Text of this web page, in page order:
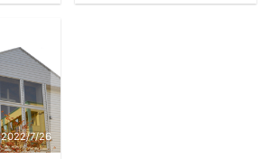
2022/7/26